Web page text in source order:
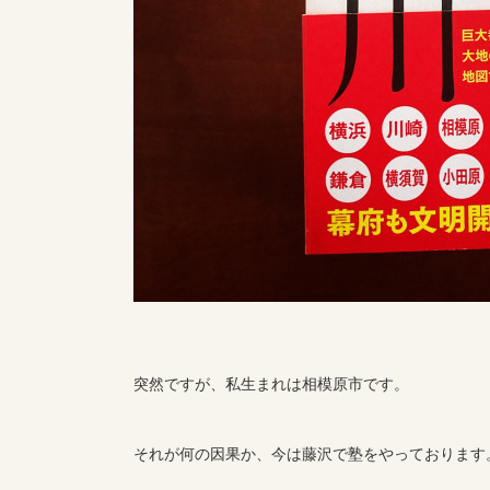
突然ですが、私生まれは相模原市です。
それが何の因果か、今は藤沢で塾をやっております